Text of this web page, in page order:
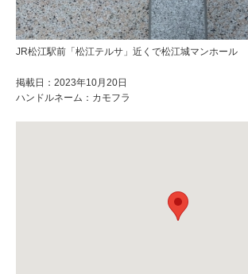
JR松江駅前「松江テルサ」近くで松江城マンホール
掲載日：2023年10月20日
ハンドルネーム：カモフラ